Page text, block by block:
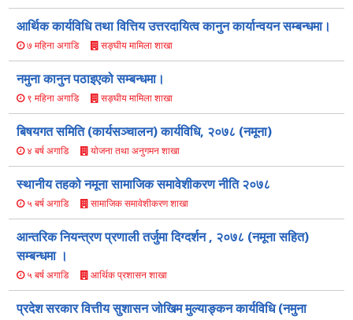
आर्थिक कार्यविधि तथा वित्तिय उत्तरदायित्व कानुन कार्यान्वयन सम्बन्धमा।
७ महिना अगाडि सङ्घीय मामिला शाखा
नमुना कानुन पठाइएको सम्बन्धमा।
९ महिना अगाडि सङ्घीय मामिला शाखा
बिषयगत समिति (कार्यसञ्चालन) कार्यविधि, २०७८ (नमूना)
४ बर्ष अगाडि योजना तथा अनुगमन शाखा
स्थानीय तहको नमूना सामाजिक समावेशीकरण नीति २०७८
५ बर्ष अगाडि सामाजिक समावेशीकरण शाखा
आन्तरिक नियन्त्रण प्रणाली तर्जुमा दिग्दर्शन , २०७८ (नमूना सहित)
सम्बन्धमा ।
५ बर्ष अगाडि आर्थिक प्रशासन शाखा
प्रदेश सरकार वित्तीय सुशासन जोखिम मुल्याङ्कन कार्यविधि (नमुना